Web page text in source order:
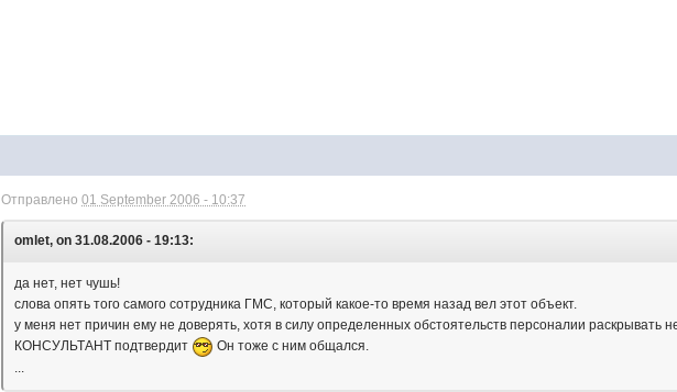
Отправлено01 September 2006 - 10:37
omlet, on 31.08.2006 - 19:13:
да нет, нет чушь!
слова опять того самого сотрудника ГМС, который какое-то время назад вел этот объект.
у меня нет причин ему не доверять, хотя в силу определенных обстоятельств персоналии раскрывать
КОНСУЛЬТАНТ подтвердит
Он тоже с ним общался.
...